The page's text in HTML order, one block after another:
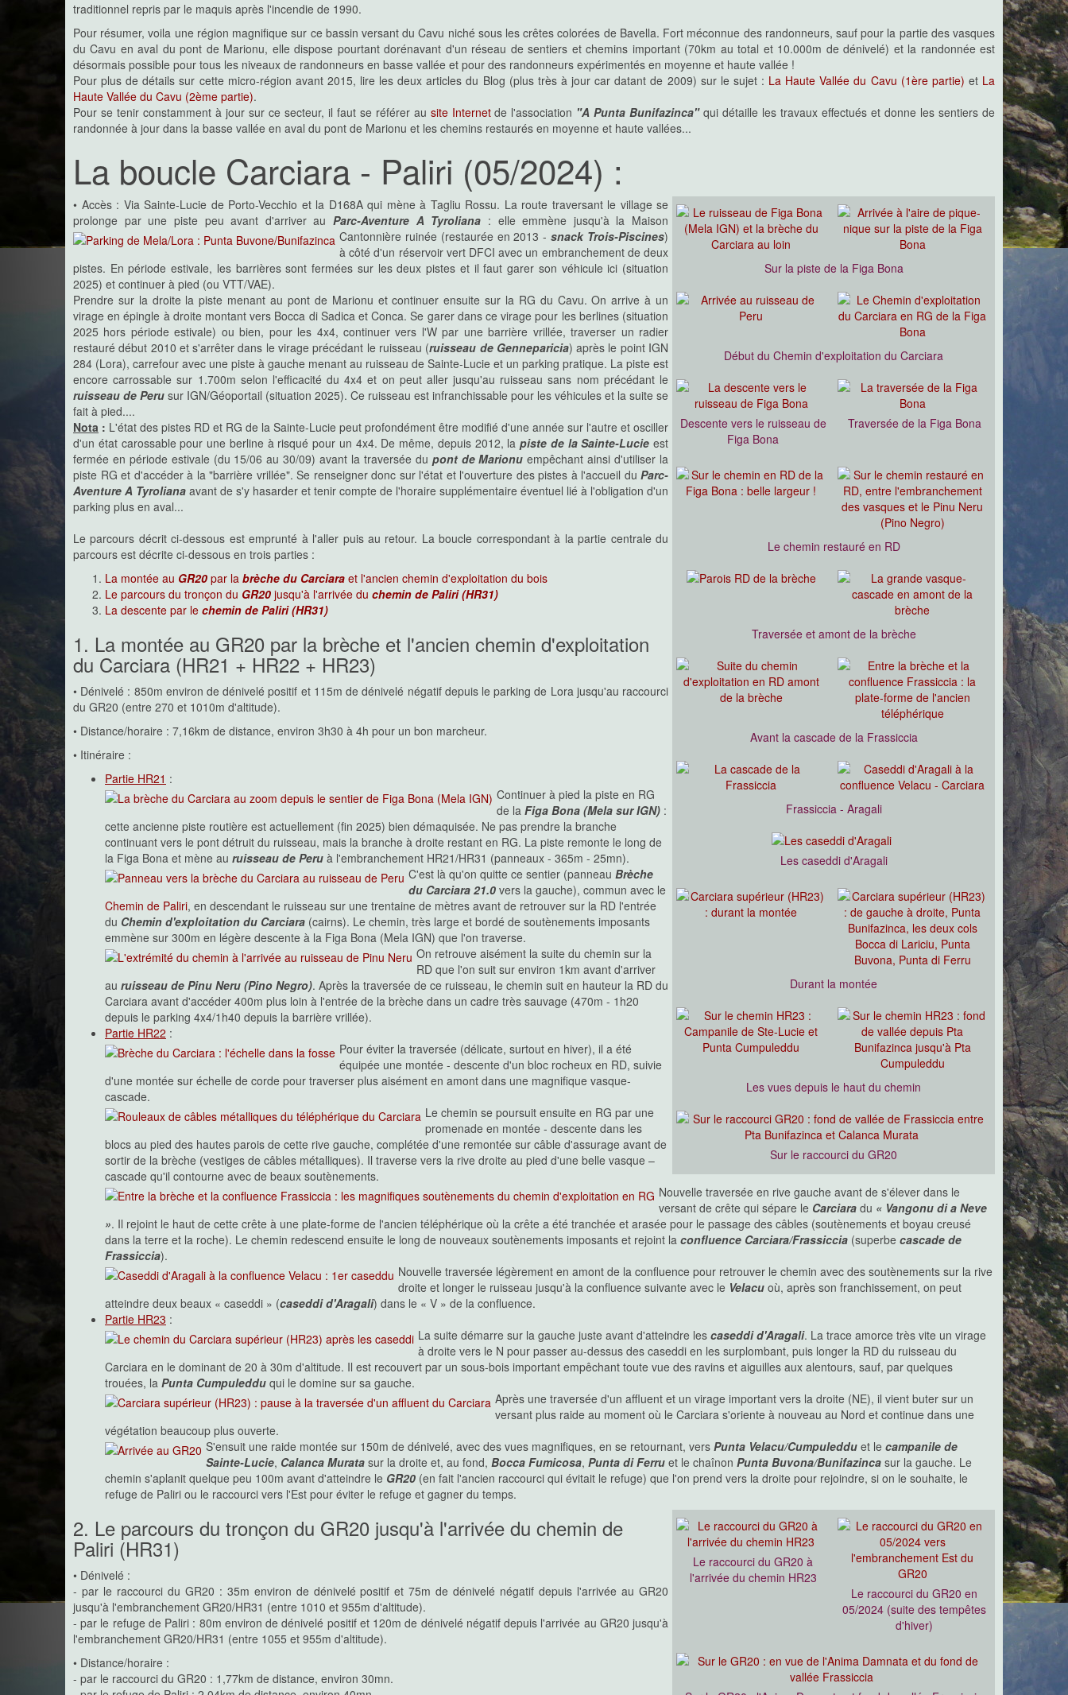
traditionnel repris par le maquis après l'incendie de 1990.
Pour résumer, voila une région magnifique sur ce bassin versant du Cavu niché sous les crêtes colorées de Bavella. Fort méconnue des randonneurs, sauf pour la partie des vasques
du Cavu en aval du pont de Marionu, elle dispose pourtant dorénavant d'un réseau de sentiers et chemins important (70km au total et 10.000m de dénivelé) et la randonnée est
désormais possible pour tous les niveaux de randonneurs en basse vallée et pour des randonneurs expérimentés en moyenne et haute vallée !
Pour plus de détails sur cette micro-région avant 2015, lire les deux articles du Blog (plus très à jour car datant de 2009) sur le sujet : La Haute Vallée du Cavu (1ère partie) et La
Haute Vallée du Cavu (2ème partie).
Pour se tenir constamment à jour sur ce secteur, il faut se référer au site Internetde l'association "A Punta Bunifazinca"qui détaille les travaux effectués et donne les sentiers de
randonnée à jour dans la basse vallée en aval du pont de Marionu et les chemins restaurés en moyenne et haute vallées...
La boucle Carciara - Paliri (05/2024) :
Sur la piste de la Figa Bona
Début du Chemin d'exploitation du Carciara
Descente vers le ruisseau de
Figa Bona
Traversée de la Figa Bona
Le chemin restauré en RD
Traversée et amont de la brèche
Avant la cascade de la Frassiccia
Frassiccia - Aragali
Les caseddi d'Aragali
Durant la montée
Les vues depuis le haut du chemin
Sur le raccourci du GR20
• Accès : Via Sainte-Lucie de Porto-Vecchio et la D168A qui mène à Tagliu Rossu. La route traversant le village se
prolonge par une piste peu avant d'arriver au Parc-Aventure A Tyroliana : elle emmène jusqu'à la Maison
Cantonnière ruinée (restaurée en 2013 -snack Trois-Piscines)
à côté d'un réservoir vert DFCI avec un embranchement de deux
pistes. En période estivale, les barrières sont fermées sur les deux pistes et il faut garer son véhicule ici (situation
2025) et continuer à pied (ou VTT/VAE).
Prendre sur la droite la piste menant au pont de Marionu et continuer ensuite sur la RG du Cavu. On arrive à un
virage en épingle à droite montant vers Bocca di Sadica et Conca. Se garer dans ce virage pour les berlines (situation
2025 hors période estivale) ou bien, pour les 4x4, continuer vers l'W par une barrière vrillée, traverser un radier
restauré début 2010 et s'arrêter dans le virage précédant le ruisseau (ruisseau de Genneparicia) après le point IGN
284 (Lora), carrefour avec une piste à gauche menant au ruisseau de Sainte-Lucie et un parking pratique. La piste est
encore carrossable sur 1.700m selon l'efficacité du 4x4 et on peut aller jusqu'au ruisseau sans nom précédant le
ruisseau de Peru sur IGN/Géoportail (situation 2025). Ce ruisseau est infranchissable pour les véhicules et la suite se
fait à pied....
Nota : L'état des pistes RD et RG de la Sainte-Lucie peut profondément être modifié d'une année sur l'autre et osciller
d'un état carossable pour une berline à risqué pour un 4x4. De même, depuis 2012, la piste de la Sainte-Lucie est
fermée en période estivale (du 15/06 au 30/09) avant la traversée du pont de Marionu empêchant ainsi d'utiliser la
piste RG et d'accéder à la "barrière vrillée". Se renseigner donc sur l'état et l'ouverture des pistes à l'accueil du Parc-
Aventure A Tyroliana avant de s'y hasarder et tenir compte de l'horaire supplémentaire éventuel lié à l'obligation d'un
parking plus en aval...
Le parcours décrit ci-dessous est emprunté à l'aller puis au retour. La boucle correspondant à la partie centrale du
parcours est décrite ci-dessous en trois parties :
La montée au GR20 par la brèche du Carciara et l'ancien chemin d'exploitation du bois
Le parcours du tronçon du GR20 jusqu'à l'arrivée du chemin de Paliri (HR31)
La descente par le chemin de Paliri (HR31)
1. La montée au GR20 par la brèche et l'ancien chemin d'exploitation
du Carciara (HR21 + HR22 + HR23)
• Dénivelé : 850m environ de dénivelé positif et 115m de dénivelé négatif depuis le parking de Lora jusqu'au raccourci
du GR20 (entre 270 et 1010m d'altitude).
• Distance/horaire : 7,16km de distance, environ 3h30 à 4h pour un bon marcheur.
• Itinéraire :
Partie HR21 :
Continuer à pied la piste en RG
de la Figa Bona (Mela sur IGN) :
cette ancienne piste routière est actuellement (fin 2025) bien démaquisée. Ne pas prendre la branche
continuant vers le pont détruit du ruisseau, mais la branche à droite restant en RG. La piste remonte le long de
la Figa Bona et mène au ruisseau de Peru à l'embranchement HR21/HR31 (panneaux - 365m - 25mn).
C'est là qu'on quitte ce sentier (panneau Brèche
du Carciara 21.0 vers la gauche), commun avec le
Chemin de Paliri, en descendant le ruisseau sur une trentaine de mètres avant de retrouver sur la RD l'entrée
du Chemin d'exploitation du Carciara (cairns). Le chemin, très large et bordé de soutènements imposants
emmène sur 300m en légère descente à la Figa Bona (Mela IGN) que l'on traverse.
On retrouve aisément la suite du chemin sur la
RD que l'on suit sur environ 1km avant d'arriver
au ruisseau de Pinu Neru (Pino Negro). Après la traversée de ce ruisseau, le chemin suit en hauteur la RD du
Carciara avant d'accéder 400m plus loin à l'entrée de la brèche dans un cadre très sauvage (470m - 1h20
depuis le parking 4x4/1h40 depuis la barrière vrillée).
Partie HR22 :
Pour éviter la traversée (délicate, surtout en hiver), il a été
équipée une montée - descente d'un bloc rocheux en RD, suivie
d'une montée sur échelle de corde pour traverser plus aisément en amont dans une magnifique vasque-
cascade.
Le chemin se poursuit ensuite en RG par une
promenade en montée - descente dans les
blocs au pied des hautes parois de cette rive gauche, complétée d'une remontée sur câble d'assurage avant de
sortir de la brèche (vestiges de câbles métalliques). Il traverse vers la rive droite au pied d'une belle vasque –
cascade qu'il contourne avec de beaux soutènements.
Nouvelle traversée en rive gauche avant de s'élever dans le
versant de crête qui sépare le Carciara du « Vangonu di a Neve
». Il rejoint le haut de cette crête à une plate-forme de l'ancien téléphérique où la crête a été tranchée et arasée pour le passage des câbles (soutènements et boyau creusé
dans la terre et la roche). Le chemin redescend ensuite le long de nouveaux soutènements imposants et rejoint la confluence Carciara/Frassiccia (superbe cascade de
Frassiccia).
Nouvelle traversée légèrement en amont de la confluence pour retrouver le chemin avec des soutènements sur la rive
droite et longer le ruisseau jusqu'à la confluence suivante avec le Velacu où, après son franchissement, on peut
atteindre deux beaux « caseddi » (caseddi d'Aragali) dans le « V » de la confluence.
Partie HR23 :
La suite démarre sur la gauche juste avant d'atteindre les caseddi d'Aragali. La trace amorce très vite un virage
à droite vers le N pour passer au-dessus des caseddi en les surplombant, puis longer la RD du ruisseau du
Carciara en le dominant de 20 à 30m d'altitude. Il est recouvert par un sous-bois important empêchant toute vue des ravins et aiguilles aux alentours, sauf, par quelques
trouées, la Punta Cumpuleddu qui le domine sur sa gauche.
Après une traversée d'un affluent et un virage important vers la droite (NE), il vient buter sur un
versant plus raide au moment où le Carciara s'oriente à nouveau au Nord et continue dans une
végétation beaucoup plus ouverte.
S'ensuit une raide montée sur 150m de dénivelé, avec des vues magnifiques, en se retournant, vers Punta Velacu/Cumpuleddu et le campanile de
Sainte-Lucie, Calanca Murata sur la droite et, au fond, Bocca Fumicosa, Punta di Ferru et le chaînon Punta Buvona/Bunifazinca sur la gauche. Le
chemin s'aplanit quelque peu 100m avant d'atteindre le GR20 (en fait l'ancien raccourci qui évitait le refuge) que l'on prend vers la droite pour rejoindre, si on le souhaite, le
refuge de Paliri ou le raccourci vers l'Est pour éviter le refuge et gagner du temps.
Le raccourci du GR20 à
l'arrivée du chemin HR23
Le raccourci du GR20 en
05/2024 (suite des tempêtes
d'hiver)
2. Le parcours du tronçon du GR20 jusqu'à l'arrivée du chemin de
Paliri (HR31)
• Dénivelé :
- par le raccourci du GR20 : 35m environ de dénivelé positif et 75m de dénivelé négatif depuis l'arrivée au GR20
jusqu'à l'embranchement GR20/HR31 (entre 1010 et 955m d'altitude).
- par le refuge de Paliri : 80m environ de dénivelé positif et 120m de dénivelé négatif depuis l'arrivée au GR20 jusqu'à
l'embranchement GR20/HR31 (entre 1055 et 955m d'altitude).
• Distance/horaire :
- par le raccourci du GR20 : 1,77km de distance, environ 30mn.